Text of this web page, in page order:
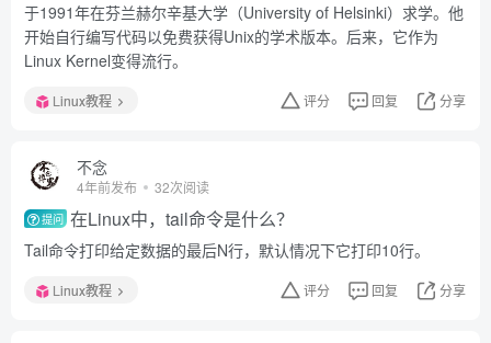
于1991年在芬兰赫尔辛基大学（University of Helsinki）求学。他
开始自行编写代码以免费获得Unix的学术版本。后来，它作为
Linux Kernel变得流行。
Linux教程 评分 回复 分享
不念
4年前发布 32次阅读
提问 在Linux中，tail命令是什么？
Tail命令打印给定数据的最后N行，默认情况下它打印10行。
Linux教程 评分 回复 分享